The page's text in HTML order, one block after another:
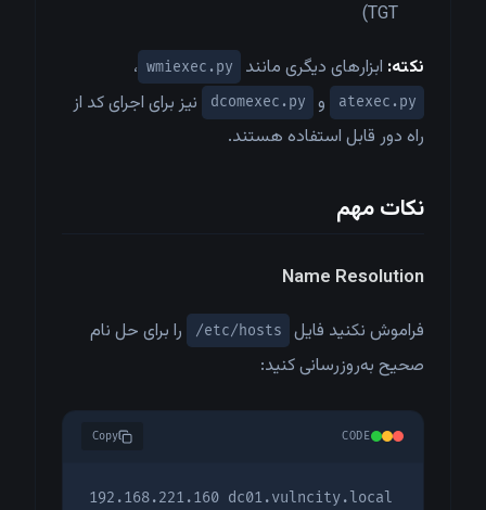
TGT)
نکته: ابزارهای دیگری مانند wmiexec.py ،
atexec.py و dcomexec.py
نیز برای اجرای کد از
راه دور قابل استفاده هستند.
نکات مهم
Name Resolution
فراموش نکنید فایل /etc/hosts
را برای حل نام
صحیح به‌روزرسانی کنید:
CODE
Copy
192.168.221.160 dc01.vulncity.local